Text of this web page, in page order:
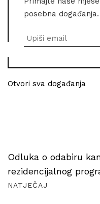
posebna
Otvori sva događanja
Odluka o odabiru
rezidencijalnog
NATJEČAJ